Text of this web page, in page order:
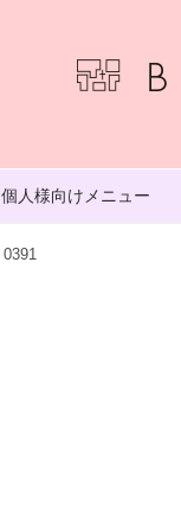
個人様向けメニュー
0391